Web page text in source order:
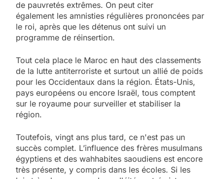
de pauvretés extrêmes. On peut citer
également les amnisties régulières prononcées par
le roi, après que les détenus ont suivi un
programme de réinsertion.
Tout cela place le Maroc en haut des classements
de la lutte antiterroriste et surtout un allié de poids
pour les Occidentaux dans la région. États-Unis,
pays européens ou encore Israël, tous comptent
sur le royaume pour surveiller et stabiliser la
région.
Toutefois, vingt ans plus tard, ce n'est pas un
succès complet. L’influence des frères musulmans
égyptiens et des wahhabites saoudiens est encore
très présente, y compris dans les écoles. Si les